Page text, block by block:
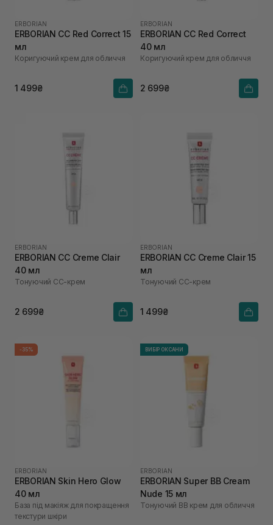
ERBORIAN
ERBORIAN CC Red Correct 15
мл
Коригуючий крем для обличчя
1 499₴
ERBORIAN
ERBORIAN CC Red Correct
40 мл
Коригуючий крем для обличчя
2 699₴
ERBORIAN
ERBORIAN CC Creme Clair
40 мл
Тонуючий СС-крем
2 699₴
ERBORIAN
ERBORIAN CC Creme Clair 15
мл
Тонуючий СС-крем
1 499₴
-35%
ERBORIAN
ERBORIAN Skin Hero Glow
40 мл
База під макіяж для покращення
текстури шкіри
ВИБІР ОКСАНИ
ERBORIAN
ERBORIAN Super ВВ Cream
Nude 15 мл
Тонуючий BB крем для обличчя